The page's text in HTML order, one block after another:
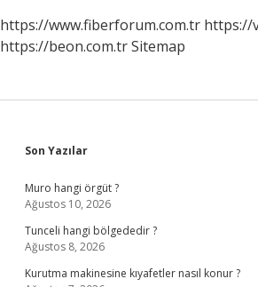
https://www.fiberforum.com.tr https://
https://beon.com.trSitemap
Sidebar
Son Yazılar
Muro hangi örgüt ?
Ağustos 10, 2026
Tunceli hangi bölgededir ?
Ağustos 8, 2026
Kurutma makinesine kıyafetler nasıl konur ?